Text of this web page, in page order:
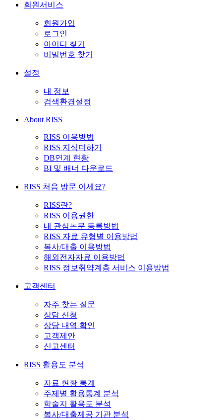
회원서비스
회원가입
로그인
아이디 찾기
비밀번호 찾기
설정
내 정보
검색환경설정
About RISS
RISS 이용방법
RISS 지식더하기
DB연계 현황
BI 및 배너 다운로드
RISS 처음 방문 이세요?
RISS란?
RISS 이용권한
내 관심논문 등록방법
RISS 자료 유형별 이용방법
복사/대출 이용방법
해외전자자료 이용방법
RISS 정보취약계층 서비스 이용방법
고객센터
자주 찾는 질문
상담 신청
상담 내역 확인
고객제안
신고센터
RISS 활용도 분석
자료 현황 통계
주제별 활용통계 분석
학술지 활용도 분석
복사/대출제공 기관 분석